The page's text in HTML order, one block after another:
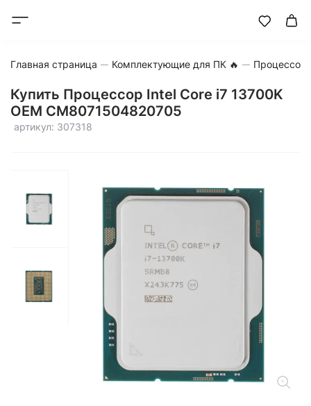
Главная страница Комплектующие для ПК 🔥
Купить Процессор Intel Core i7 13700K
OEM CM8071504820705
артикул: 307318